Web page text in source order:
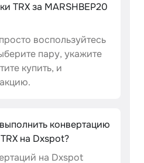
TRX за MARSHBEP20
воспользуйтесь
пару, укажите
купить, и
конвертацию
на Dxspot?
на Dxspot